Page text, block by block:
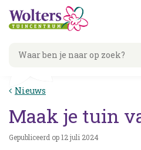
Nieuws
Maak je tuin
Gepubliceerd op12 juli 2024